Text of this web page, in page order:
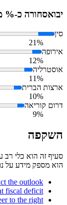
יבואסחורה כ-%
סין
21%
אירופה
12%
אוסטרליה
11%
ארצות הברית
10%
דרום קוריאה
9%
השקפה
סעיף זה הוא כלי רב
הוא מספק מידע על
the outlook
fiscal deficit
to the right